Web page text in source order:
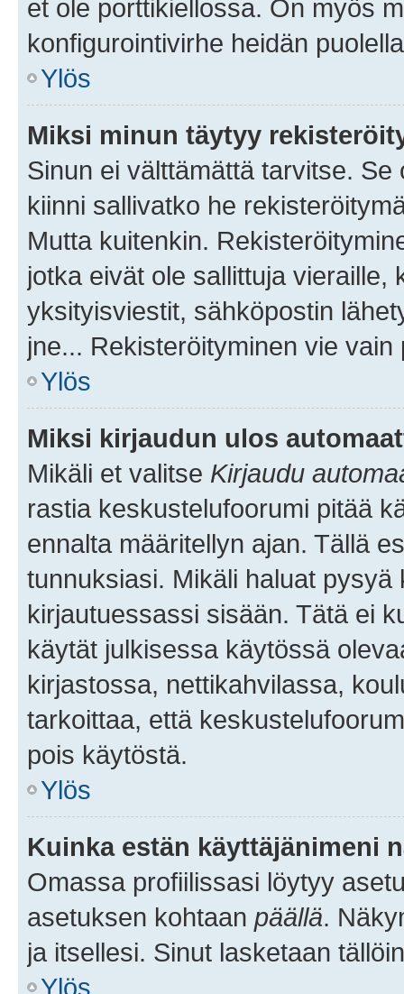
et ole porttikiellossa. On myös
konfigurointivirhe heidän
Ylös
Miksi minun täytyy
Sinun ei välttämättä tarvitse.
kiinni sallivatko he
Mutta kuitenkin.
jotka eivät ole sallittuja vieraille,
yksityisviestit, sähköpostin
jne... Rekisteröityminen vie
Ylös
Miksi kirjaudun ulos
Mikäli et valitse Kirjaudu
rastia keskustelufoorumi pitää
ennalta määritellyn ajan. Tällä
tunnuksiasi. Mikäli haluat
kirjautuessassi sisään. Tätä ei
käytät julkisessa käytössä
kirjastossa, nettikahvilassa,
tarkoittaa, että
pois käytöstä.
Ylös
Kuinka estän käyttäjänimeni
Omassa profiilissasi löytyy
asetuksen kohtaan päällä.
ja itsellesi. Sinut lasketaan
Ylös